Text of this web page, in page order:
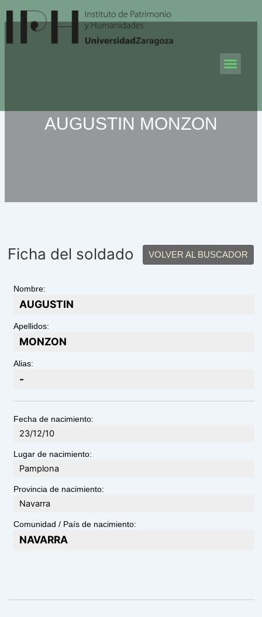
al
contenido
AUGUSTIN MONZON
Ficha del soldado VOLVER AL BUSCADOR
Nombre:
AUGUSTIN
Apellidos:
MONZON
Alias:
-
Fecha de nacimiento:
23/12/10
Lugar de nacimiento:
Pamplona
Provincia de nacimiento:
Navarra
Comunidad / País de nacimiento:
NAVARRA